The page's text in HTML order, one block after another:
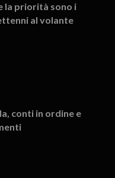
la priorità sono i
al volante
conti in ordine e